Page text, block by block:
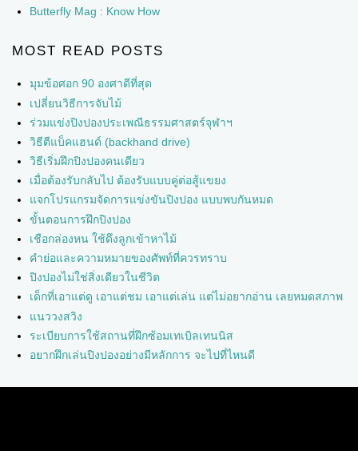
Butterfly Mag : Know How
MOST READ POSTS
มุมข้อศอก 90 องศาดีที่สุด
เปลี่ยนวิธีการจับไม้
ร่วมแข่งปิงปองประเพณีธรรมศาสตร์จุฬาฯ
วิธีตีแบ็คแฮนด์ (backhand drive)
วิธีเริ่มฝึกปิงปองคนเดียว
เมื่อต้องรับกลับไป ต้องรับแบบคู่ต่อสู้แขยง
แจกโปรแกรมจัดการแข่งขันปิงปอง แบบพบกันหมด
ขั้นตอนการฝึกปิงปอง
เชือกล่องหน ใช้ดึงลูกเข้าหาไม้
คำย่อและความหมายของศัพท์ที่ควรทราบ
ปิงปองไม่ใช่สิ่งเดียวในชีวิต
เด็กที่เอาแต่ดู เอาแต่ชม เอาแต่เล่น แต่ไม่อยากอ่าน เลยหมดสภาพ
แนววงสวิง
ระเบียบการใช้สถานที่ฝึกซ้อมเทเบิลเทนนิส
อยากฝึกเล่นปิงปองอย่างมีหลักการ จะไปที่ไหนดี